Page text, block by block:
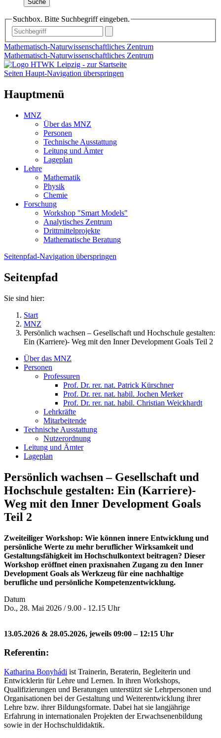
Suche
Suchbox. Bitte Suchbegriff eingeben.
Mathematisch-Naturwissenschaftliches Zentrum
Mathematisch-Naturwissenschaftliches Zentrum
Seiten Haupt-Navigation überspringen
Hauptmenü
MNZ
Über das MNZ
Personen
Technische Ausstattung
Leitung und Ämter
Lageplan
Lehre
Mathematik
Physik
Chemie
Forschung
Workshop "Smart Models"
Analytisches Zentrum
Drittmittelprojekte
Mathematische Beratung
Seitenpfad-Navigation überspringen
Seitenpfad
Sie sind hier:
Start
MNZ
Persönlich wachsen – Gesellschaft und Hochschule gestalten:
Ein (Karriere)- Weg mit den Inner Development Goals Teil 2
Über das MNZ
Personen
Professuren
Prof. Dr. rer. nat. Patrick Kürschner
Prof. Dr. rer. nat. habil. Jochen Merker
Prof. Dr. rer. nat. habil. Christian Weickhardt
Lehrkräfte
Mitarbeitende
Technische Ausstattung
Nutzerordnung
Leitung und Ämter
Lageplan
Persönlich wachsen – Gesellschaft und
Hochschule gestalten: Ein (Karriere)-
Weg mit den Inner Development Goals
Teil 2
Zweiteiliger Workshop: Wie können innere Entwicklung und
persönliche Werte zu mehr beruflicher Wirksamkeit und
Gestaltungsfähigkeit im Hochschulkontext beitragen? Dieser
Workshop eröffnet einen praxisnahen Zugang zu den Inner
Development Goals als Werkzeug für eine nachhaltige
berufliche und persönliche Kompetenzentwicklung.
Datum
Do., 28. Mai 2026 / 9.00 - 12.15 Uhr
13.05.2026 & 28.05.2026, jeweils 09:00 – 12:15 Uhr
Referentin:
Katharina Bonyhádi ist Trainerin, Beraterin, Begleiterin und
Entwicklerin für Lehre und Lernen. In ihren Workshops,
Qualifizierungen und Beratungen unterstützt sie Lehrpersonen und
Organisationen bei der Gestaltung und Weiterentwicklung ihrer
Lehre bzw. ihrer Bildungsformate. Dabei hat sie langjährige
Erfahrung in internationalen Projekten der Erwachsenenbildung
sowie in der Hochschuldidaktik.